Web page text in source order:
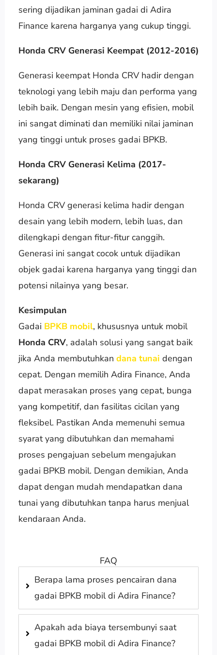
sering dijadikan jaminan gadai di Adira
Finance karena harganya yang cukup tinggi.
Honda CRV Generasi Keempat (2012-2016)
Generasi keempat Honda CRV hadir dengan
teknologi yang lebih maju dan performa yang
lebih baik. Dengan mesin yang efisien, mobil
ini sangat diminati dan memiliki nilai jaminan
yang tinggi untuk proses gadai BPKB.
Honda CRV Generasi Kelima (2017-
sekarang)
Honda CRV generasi kelima hadir dengan
desain yang lebih modern, lebih luas, dan
dilengkapi dengan fitur-fitur canggih.
Generasi ini sangat cocok untuk dijadikan
objek gadai karena harganya yang tinggi dan
potensi nilainya yang besar.
Kesimpulan
Gadai BPKB mobil, khususnya untuk mobil
Honda CRV, adalah solusi yang sangat baik
jika Anda membutuhkan dana tunai dengan
cepat. Dengan memilih Adira Finance, Anda
dapat merasakan proses yang cepat, bunga
yang kompetitif, dan fasilitas cicilan yang
fleksibel. Pastikan Anda memenuhi semua
syarat yang dibutuhkan dan memahami
proses pengajuan sebelum mengajukan
gadai BPKB mobil. Dengan demikian, Anda
dapat dengan mudah mendapatkan dana
tunai yang dibutuhkan tanpa harus menjual
kendaraan Anda.
FAQ
Berapa lama proses pencairan dana
gadai BPKB mobil di Adira Finance?
Apakah ada biaya tersembunyi saat
gadai BPKB mobil di Adira Finance?